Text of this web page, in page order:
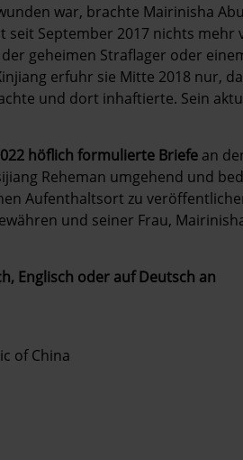
war, brachte Mairinisha
seit September 2017 nichts
geheimen Straflager oder
erfuhr sie Mitte 2018 nur,
und dort inhaftierte. Sein
höflich formulierte Briefe an
Reheman umgehend und
Aufenthaltsort zu
und seiner Frau,
Englisch oder auf Deutsch an
of China